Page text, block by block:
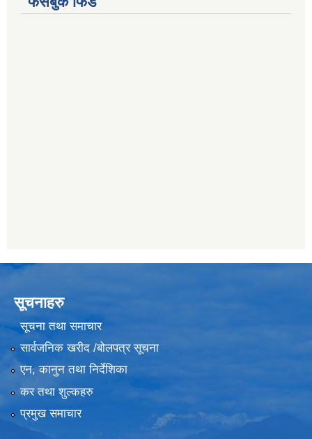
सूचनाहरु
सूचना तथा समाचार
सार्वजनिक खरीद /बोलपत्र सूचना
एन, कानुन तथा निर्देशिका
कर तथा शुल्कहरु
प्रमुख समाचार